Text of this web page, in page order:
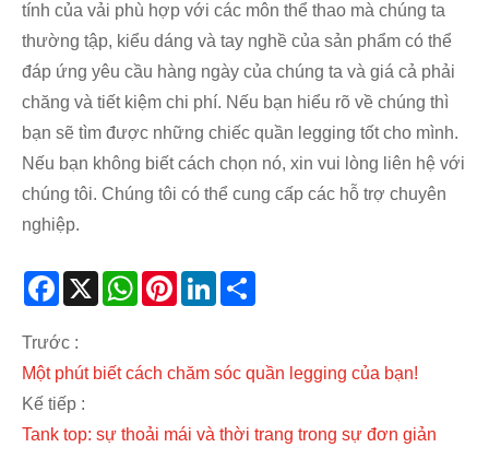
tính của vải phù hợp với các môn thể thao mà chúng ta
thường tập, kiểu dáng và tay nghề của sản phẩm có thể
đáp ứng yêu cầu hàng ngày của chúng ta và giá cả phải
chăng và tiết kiệm chi phí. Nếu bạn hiểu rõ về chúng thì
bạn sẽ tìm được những chiếc quần legging tốt cho mình.
Nếu bạn không biết cách chọn nó, xin vui lòng liên hệ với
chúng tôi. Chúng tôi có thể cung cấp các hỗ trợ chuyên
nghiệp.
Facebook
X WhatsAppPinterestLinkedIn
Trước :
Một phút biết cách chăm sóc quần legging của bạn!
Kế tiếp :
Tank top: sự thoải mái và thời trang trong sự đơn giản